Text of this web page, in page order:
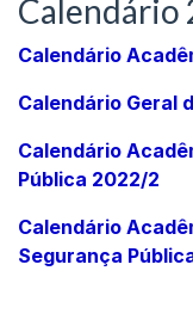
Calendário
Calendário
Calendário Geral
Calendário
Pública 2022/2
Calendário
Segurança